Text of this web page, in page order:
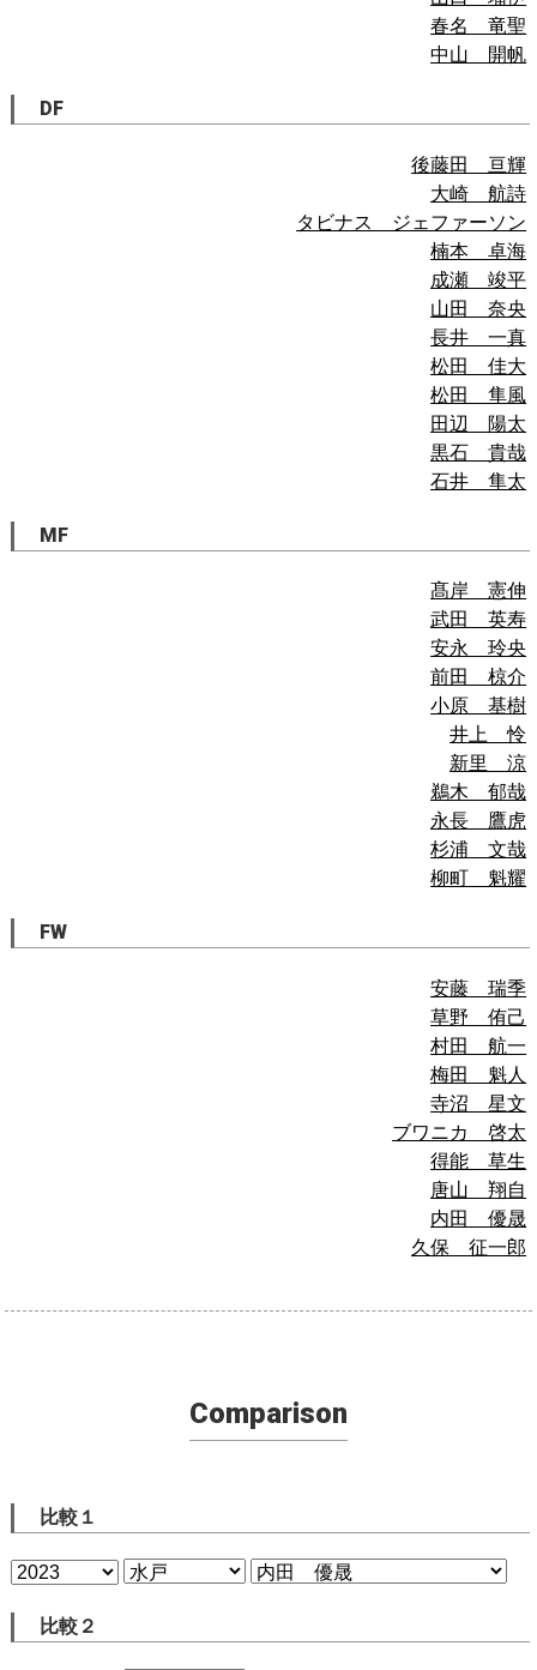
春名 竜聖
中山 開帆
DF
後藤田 亘輝
大崎 航詩
タビナス ジェファーソン
楠本 卓海
成瀬 竣平
山田 奈央
長井 一真
松田 佳大
松田 隼風
田辺 陽太
黒石 貴哉
石井 隼太
MF
髙岸 憲伸
武田 英寿
安永 玲央
前田 椋介
小原 基樹
井上 怜
新里 涼
鵜木 郁哉
永長 鷹虎
杉浦 文哉
柳町 魁耀
FW
安藤 瑞季
草野 侑己
村田 航一
梅田 魁人
寺沼 星文
ブワニカ 啓太
得能 草生
唐山 翔自
内田 優晟
久保 征一郎
Comparison
比較１
比較２